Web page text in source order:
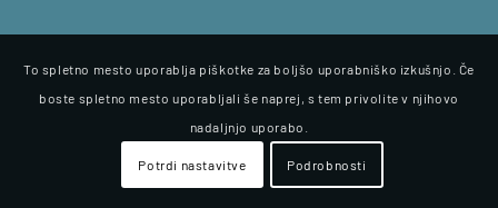
To spletno mesto uporablja piškotke za boljšo uporabniško izkušnjo. Če
boste spletno mesto uporabljali še naprej, s tem privolite v njihovo
nadaljnjo uporabo.
Potrdi nastavitve Podrobnosti